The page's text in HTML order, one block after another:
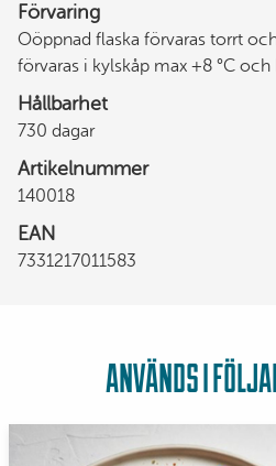
Förvaring
Oöppnad flaska förvaras torrt
förvaras i kylskåp max +8 °C
Hållbarhet
730 dagar
Artikelnummer
140018
EAN
7331217011583
ANVÄNDS I